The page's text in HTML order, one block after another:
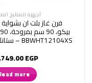
أجهزة المطبخ
فرن غاز بلت ان
ستانلس – BBWHT12104XS
EGP
more